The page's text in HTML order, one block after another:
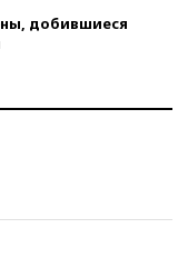
добившиеся